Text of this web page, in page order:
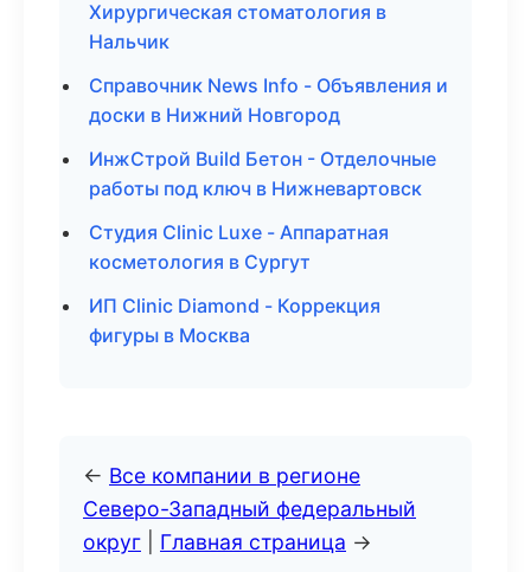
Хирургическая стоматология в
Нальчик
Справочник News Info - Объявления и
доски в Нижний Новгород
ИнжСтрой Build Бетон - Отделочные
работы под ключ в Нижневартовск
Студия Clinic Luxe - Аппаратная
косметология в Сургут
ИП Clinic Diamond - Коррекция
фигуры в Москва
← Все компании в регионе
Северо-Западный федеральный
округ
Главная страница →